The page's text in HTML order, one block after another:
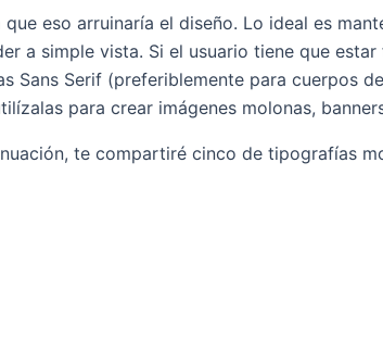
eso arruinaría el diseño. Lo ideal es
a simple vista. Si el usuario tiene que
Sans Serif (preferiblemente para cuerpos
para crear imágenes molonas,
te compartiré cinco de tipografías